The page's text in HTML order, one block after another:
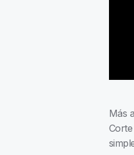
Más